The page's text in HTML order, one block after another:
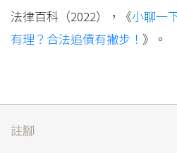
法律百科（2022），《小聊一
有理？合法追債有撇步！ 》。
註腳